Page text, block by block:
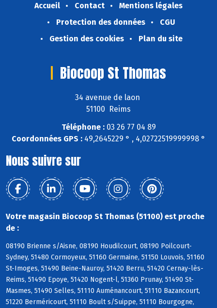
Accueil Contact
Mentions légales
Protection des données
CGU
Gestion des cookies
Plan du site
Biocoop St Thomas
34 avenue de laon
51100 Reims
Téléphone :03 26 77 04 89
Coordonnées GPS : 49,2645229 ° , 4,02722519999998 °
Nous suivre sur
Votre magasin Biocoop St Thomas (51100) est proche
de :
08190 Brienne s/Aisne, 08190 Houdilcourt, 08190 Poilcourt-
Sydney, 51480 Cormoyeux, 51160 Germaine, 51150 Louvois, 51160
St-Imoges, 51490 Beine-Nauroy, 51420 Berru, 51420 Cernay-lès-
Reims, 51490 Epoye, 51420 Nogent-l, 51360 Prunay, 51490 St-
Masmes, 51490 Selles, 51110 Auménancourt, 51110 Bazancourt,
51220 Berméricourt, 51110 Boult s/Suippe, 51110 Bourgogne,